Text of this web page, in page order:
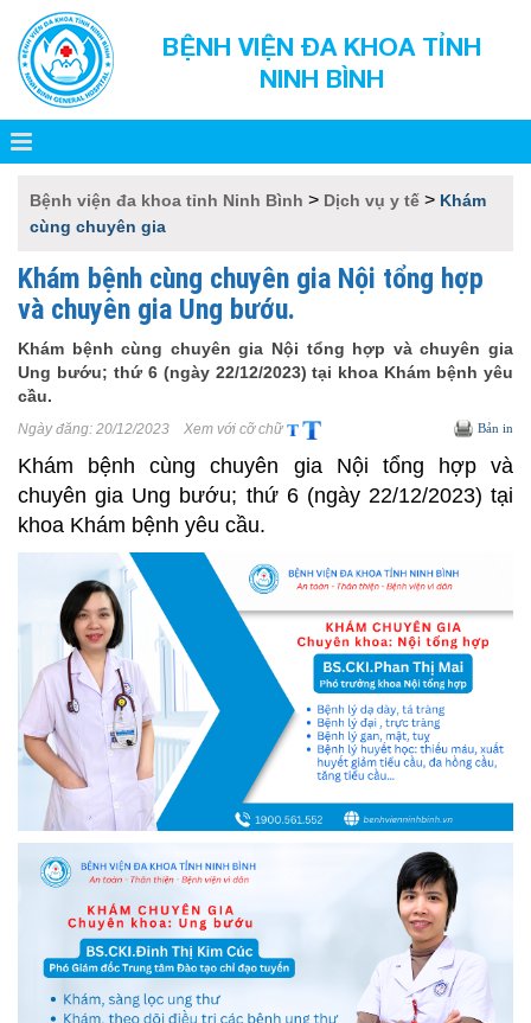
BỆNH VIỆN ĐA KHOA TỈNH
NINH BÌNH
Bệnh viện đa khoa tỉnh Ninh Bình > Dịch vụ y tế > Khám
cùng chuyên gia
Khám bệnh cùng chuyên gia Nội tổng hợp
và chuyên gia Ung bướu.
Khám bệnh cùng chuyên gia Nội tổng hợp và chuyên gia
Ung bướu; thứ 6 (ngày 22/12/2023) tại khoa Khám bệnh yêu
cầu.
Ngày đăng: 20/12/2023 Xem với cỡ chữ Bản in
Khám bệnh cùng chuyên gia Nội tổng hợp và
chuyên gia Ung bướu; thứ 6 (ngày 22/12/2023) tại
khoa Khám bệnh yêu cầu.